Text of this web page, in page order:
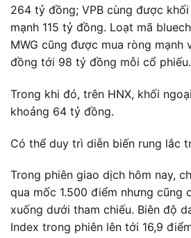
264 tỷ đồng; VPB cùng được khối
mạnh 115 tỷ đồng. Loạt mã
MWG cũng được mua ròng
đồng tới 98 tỷ đồng mỗi cổ phiếu.
Trong khi đó, trên HNX, khối
khoảng 64 tỷ đồng.
Có thể duy trì diễn biến rung lắc
Trong phiên giao dịch hôm nay,
qua mốc 1.500 điểm nhưng cũng
xuống dưới tham chiếu. Biên độ
Index trong phiên lên tới 16,9